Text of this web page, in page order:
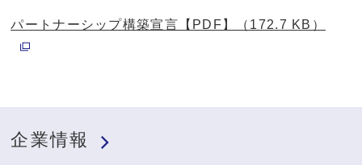
パートナーシップ構築宣言【PDF】（172.7 KB）
別ウィンドウで開く
企業情報